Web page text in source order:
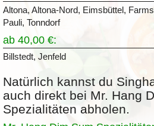
Altona, Altona-Nord, Eimsbüttel,
Pauli, Tonndorf
ab 40,00 €:
Billstedt, Jenfeld
Natürlich kannst du
auch direkt bei Mr. Hang
Spezialitäten abholen.